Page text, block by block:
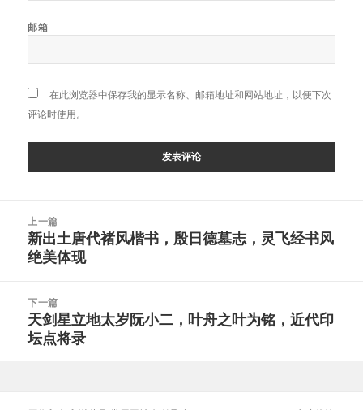
邮箱
在此浏览器中保存我的显示名称、邮箱地址和网站地址，以便下次
评论时使用。
上一篇
上
篇
章：
新出土唐代褚风楷书，殷日德墓志，灵飞经书风
绝美体现
下一篇
下
篇
天剑星立地太岁阮小二，叶舟之叶为铭，近代印
坛点将录